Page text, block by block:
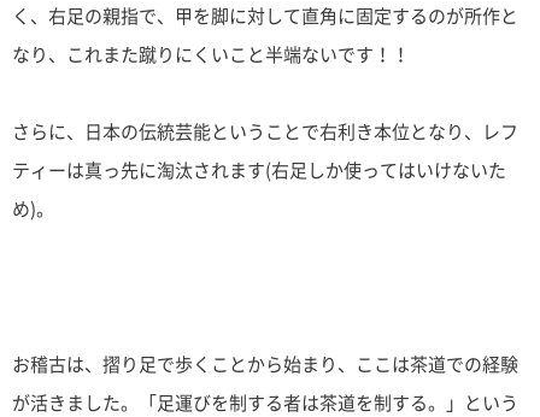
く、右足の親指で、甲を脚に対して直角に固定するのが所作と
なり、これまた蹴りにくいこと半端ないです！！
さらに、日本の伝統芸能ということで右利き本位となり、レフ
ティーは真っ先に淘汰されます(右足しか使ってはいけないた
め)。
お稽古は、摺り足で歩くことから始まり、ここは茶道での経験
が活きました。「足運びを制する者は茶道を制する。」という